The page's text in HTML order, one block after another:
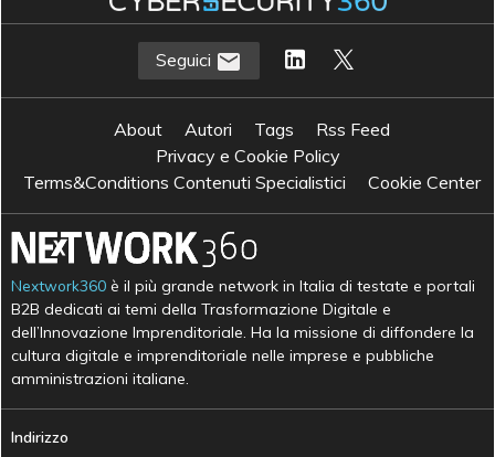
Seguici
About Autori Tags
Rss Feed
Privacy e Cookie Policy
Terms&Conditions Contenuti Specialistici
Cookie Center
Nextwork360 è il più grande network in Italia di testate e portali
B2B dedicati ai temi della Trasformazione Digitale e
dell’Innovazione Imprenditoriale. Ha la missione di diffondere la
cultura digitale e imprenditoriale nelle imprese e pubbliche
amministrazioni italiane.
Indirizzo